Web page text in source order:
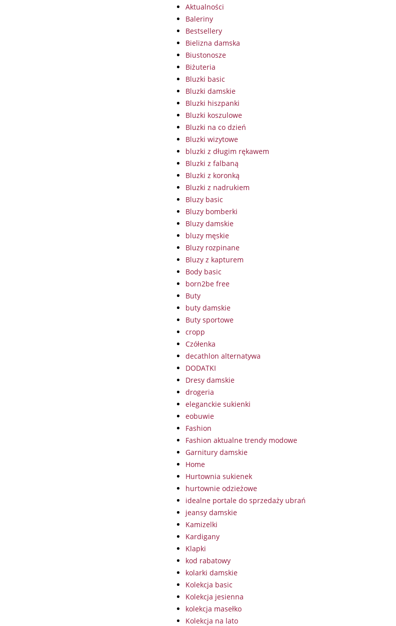
Aktualności
Baleriny
Bestsellery
Bielizna damska
Biustonosze
Biżuteria
Bluzki basic
Bluzki damskie
Bluzki hiszpanki
Bluzki koszulowe
Bluzki na co dzień
Bluzki wizytowe
bluzki z długim rękawem
Bluzki z falbaną
Bluzki z koronką
Bluzki z nadrukiem
Bluzy basic
Bluzy bomberki
Bluzy damskie
bluzy męskie
Bluzy rozpinane
Bluzy z kapturem
Body basic
born2be free
Buty
buty damskie
Buty sportowe
cropp
Czółenka
decathlon alternatywa
DODATKI
Dresy damskie
drogeria
eleganckie sukienki
eobuwie
Fashion
Fashion aktualne trendy modowe
Garnitury damskie
Home
Hurtownia sukienek
hurtownie odzieżowe
idealne portale do sprzedaży ubrań
jeansy damskie
Kamizelki
Kardigany
Klapki
kod rabatowy
kolarki damskie
Kolekcja basic
Kolekcja jesienna
kolekcja masełko
Kolekcja na lato